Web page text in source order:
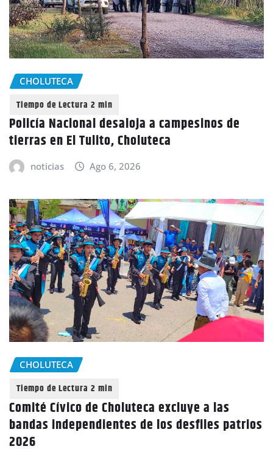
CHOLUTECA
Policía Nacional desaloja a campesinos de
tierras en El Tulito, Choluteca
noticias Ago 6, 2026
CHOLUTECA
Comité Cívico de Choluteca excluye a las
bandas independientes de los desfiles patrios
2026